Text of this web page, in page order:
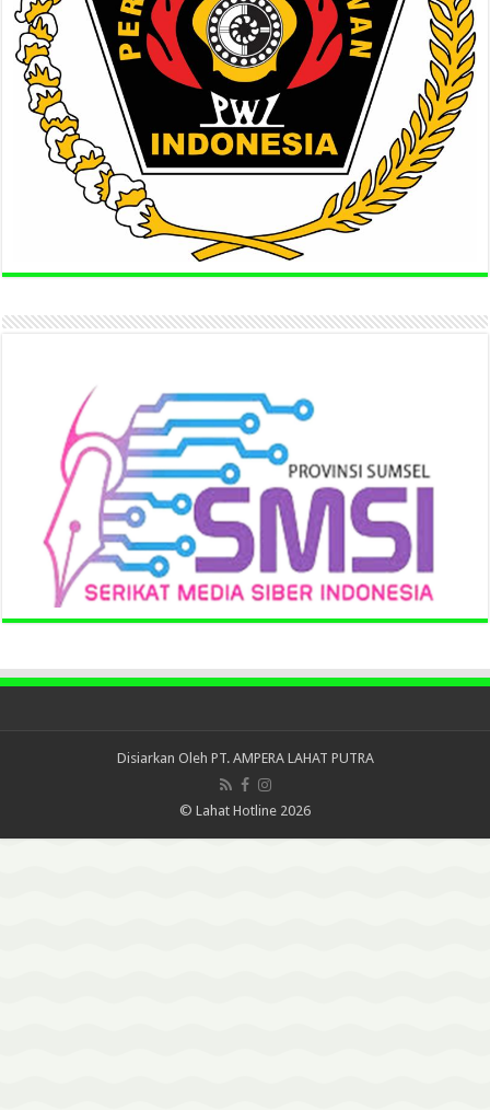
Disiarkan Oleh PT. AMPERA LAHAT PUTRA
© Lahat Hotline 2026